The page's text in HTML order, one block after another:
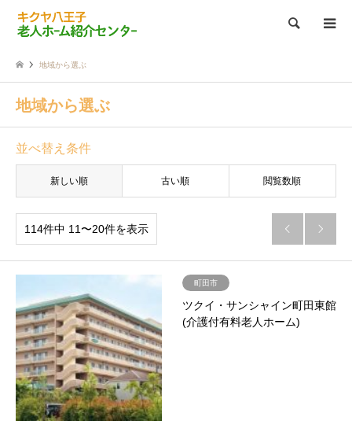
検索
地域から選ぶ
地域から選ぶ
並べ替え条件
新しい順 古い順 閲覧数順
114件中 11〜20件を表示  
町田市
ツクイ・サンシャイン町田東館
(介護付有料老人ホーム)